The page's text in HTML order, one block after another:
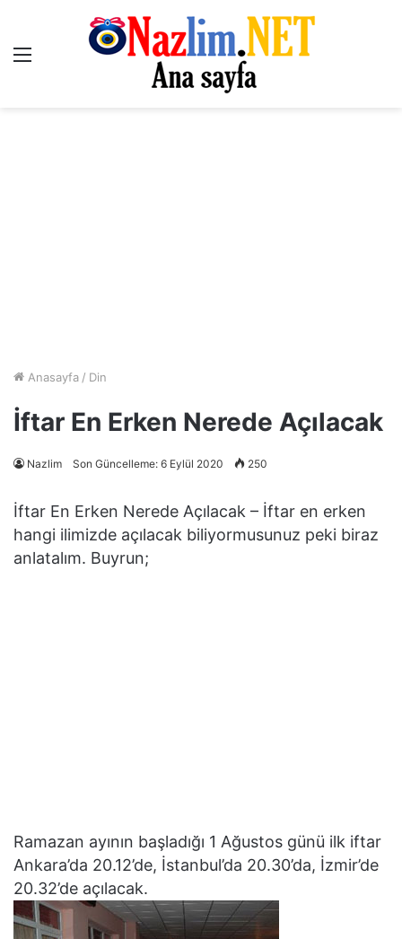
Menü
Anasayfa / Din
İftar En Erken Nerede Açılacak
Nazlim Son Güncelleme: 6 Eylül 2020 250
İftar En Erken Nerede Açılacak – İftar en erken
hangi ilimizde açılacak biliyormusunuz peki biraz
anlatalım. Buyrun;
Ramazan ayının başladığı 1 Ağustos günü ilk iftar
Ankara’da 20.12’de, İstanbul’da 20.30’da, İzmir’de
20.32’de açılacak.